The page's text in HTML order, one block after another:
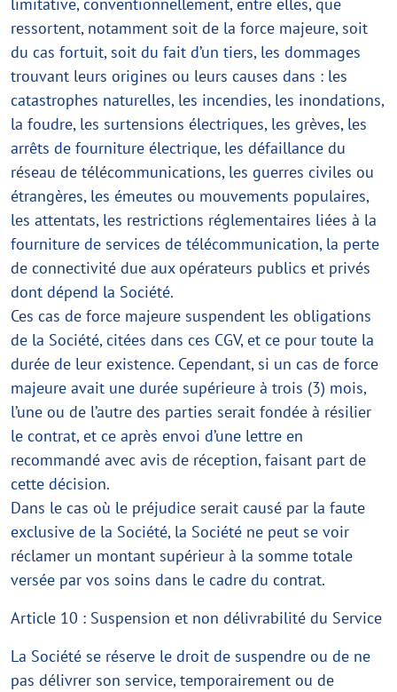
ressortent, notamment soit de la force majeure, soit
du cas fortuit, soit du fait d’un tiers, les dommages
trouvant leurs origines ou leurs causes dans : les
catastrophes naturelles, les incendies, les inondations,
la foudre, les surtensions électriques, les grèves, les
arrêts de fourniture électrique, les défaillance du
réseau de télécommunications, les guerres civiles ou
étrangères, les émeutes ou mouvements populaires,
les attentats, les restrictions réglementaires liées à la
fourniture de services de télécommunication, la perte
de connectivité due aux opérateurs publics et privés
dont dépend la Société.
Ces cas de force majeure suspendent les obligations
de la Société, citées dans ces CGV, et ce pour toute la
durée de leur existence. Cependant, si un cas de force
majeure avait une durée supérieure à trois (3) mois,
l’une ou de l’autre des parties serait fondée à résilier
le contrat, et ce après envoi d’une lettre en
recommandé avec avis de réception, faisant part de
cette décision.
Dans le cas où le préjudice serait causé par la faute
exclusive de la Société, la Société ne peut se voir
réclamer un montant supérieur à la somme totale
versée par vos soins dans le cadre du contrat.
Article 10 : Suspension et non délivrabilité du Service
La Société se réserve le droit de suspendre ou de ne
pas délivrer son service, temporairement ou de